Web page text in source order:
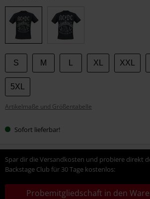
deine
Größe
S M XL XXL
5XL
Artikelmaße und Größentabelle
Sofort lieferbar!
Spar dir die Versandkosten und probiere direkt
Backstage Club für 30 Tage kostenlos:
Probemitgliedschaft in den